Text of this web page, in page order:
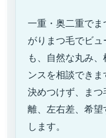
一重・奥二重で
がりまつ毛でビ
も、自然な丸み
ンスを相談でき
決めつけず、ま
離、左右差、希
します。